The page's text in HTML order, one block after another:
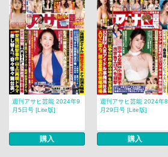
週刊アサヒ芸能 2024年9
月5日号 [Lite版]
購入
週刊アサヒ芸能 2024年8
月29日号 [Lite版]
購入